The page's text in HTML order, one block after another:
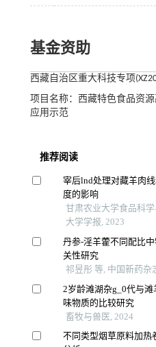
基金资助
西藏自治区重大科技专项
项目名称：西藏特色食品资
应用示范